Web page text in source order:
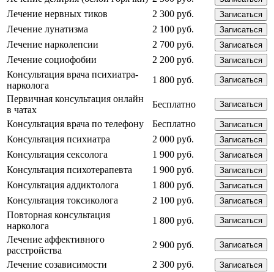
Лечение нервных тиков 2 300 руб. Записаться
Лечение лунатизма 2 100 руб. Записаться
Лечение нарколепсии 2 700 руб. Записаться
Лечение социофобии 2 200 руб. Записаться
Консультация врача психиатра-
нарколога
1 800 руб. Записаться
Первичная консультация онлайн
в чатах
Бесплатно Записаться
Консультация врача по телефону Бесплатно Записаться
Консультация психиатра 2 000 руб. Записаться
Консультация сексолога 1 900 руб. Записаться
Консультация психотерапевта 1 900 руб. Записаться
Консультация аддиктолога 1 800 руб. Записаться
Консультация токсиколога 2 100 руб. Записаться
Повторная консультация
нарколога
1 800 руб. Записаться
Лечение аффективного
расстройства
2 900 руб. Записаться
Лечение созависимости 2 300 руб. Записаться